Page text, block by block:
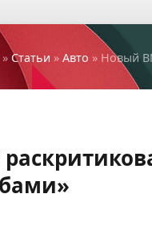
» Статьи » Авто » Новый